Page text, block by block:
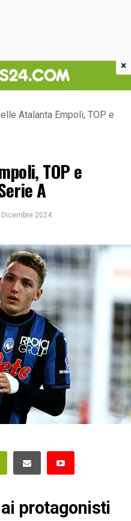
Atalanta Empoli, TOP e
TOP e
A
Dicembre 2024
protagonisti
×